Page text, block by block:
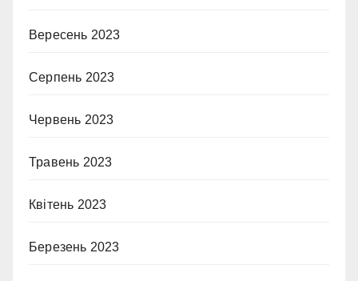
Вересень 2023
Серпень 2023
Червень 2023
Травень 2023
Квітень 2023
Березень 2023